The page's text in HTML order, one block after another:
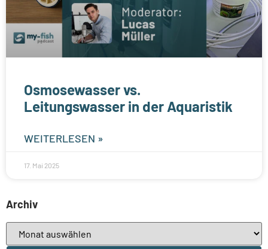
Osmosewasser vs.
Leitungswasser in der Aquaristik
WEITERLESEN »
17. Mai 2025
Archiv